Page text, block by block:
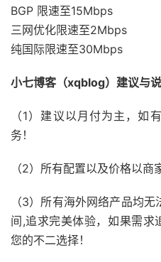
BGP 限速至15Mbps
三网优化限速至2Mbps
纯国际限速至30Mbps
小七博客（xqblog）建议与说
（1）建议以月付为主，如
务！
（2）所有配置以及价格以商
（3）所有海外网络产品均
间,追求完美体验，如果需求
您的不二选择！